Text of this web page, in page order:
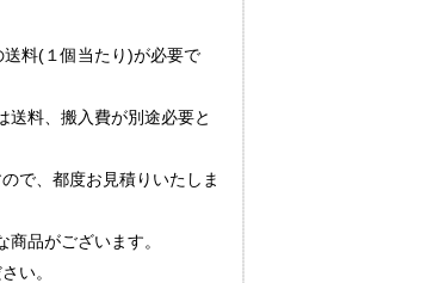
料(１個当たり)が必要で
送料、搬入費が別途必要と
で、都度お見積りいたしま
品がございます。
い。